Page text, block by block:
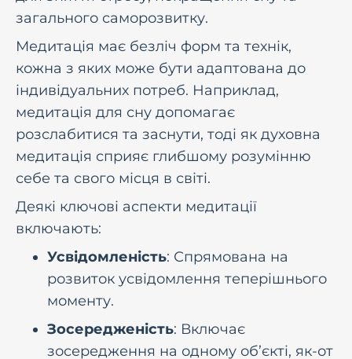
загального саморозвитку.
Медитація має безліч форм та технік,
кожна з яких може бути адаптована до
індивідуальних потреб. Наприклад,
медитація для сну допомагає
розслабитися та заснути, тоді як духовна
медитація сприяє глибшому розумінню
себе та свого місця в світі.
Деякі ключові аспекти медитації
включають:
Усвідомленість: Спрямована на
розвиток усвідомлення теперішнього
моменту.
Зосередженість: Включає
зосередження на одному об’єкті, як-от